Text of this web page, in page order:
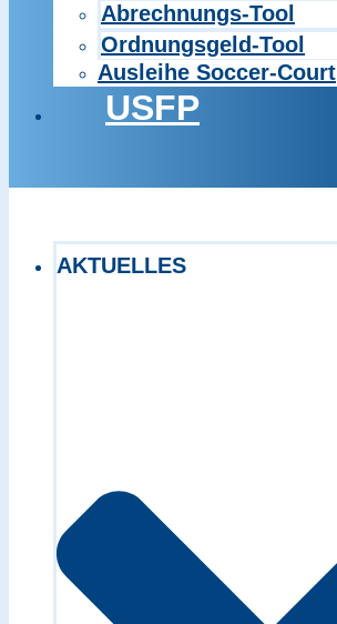
Abrechnungs-Tool
Ordnungsgeld-Tool
Ausleihe Soccer-Court
USFP
AKTUELLES
Exact matches only